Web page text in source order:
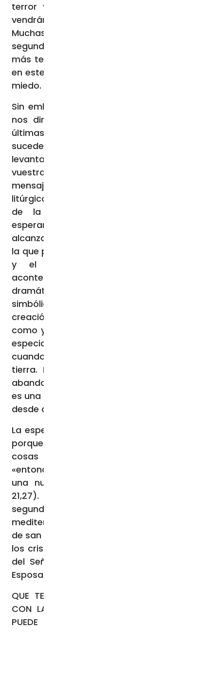
terror y de ansiedad por las cosas que
vendrán sobre el mundo» (Lc 21,25b-26a).
Muchas veces, se ha representado la
segunda venida del Señor con las imágenes
más terroríficas posibles, como parece ser
en este Evangelio, siempre bajo el signo del
miedo.
Sin embargo, ¿es éste el mensaje que hoy
nos dirige el Evangelio? Fijémonos en las
últimas palabras: «Cuando empiecen a
suceder estas cosas, cobrad ánimo y
levantad la cabeza porque se acerca
vuestra liberación» (Lc 21,28). El núcleo del
mensaje de estos últimos días del año
litúrgico no es el miedo, sino la esperanza
de la futura liberación, es decir, la
esperanza completamente cristiana de
alcanzar la plenitud de vida con el Señor, en
la que participarán también nuestro cuerpo
y el mundo que nos rodea. Los
acontecimientos que se nos narran tan
dramáticamente quieren indicar de modo
simbólico la participación de toda la
creación en la segunda venida del Señor,
como ya participaron en la primera venida,
especialmente en el momento de su pasión,
cuando se oscureció el cielo y tembló la
tierra. La dimensión cósmica no quedará
abandonada al final de los tiempos, ya que
es una dimensión que acompaña al hombre
desde que entró en el Paraíso.
La esperanza del cristiano no es engañosa,
porque cuando empiecen a suceder estas
cosas —nos dice el Señor mismo—
«entonces verán venir al Hijo del hombre en
una nube con gran poder y gloria» (Lc
21,27). No vivamos angustiados ante la
segunda venida del Señor, su Parusía:
meditemos, mejor, las profundas palabras
de san Agustín que, ya en su época, al ver a
los cristianos atemorizados ante el retorno
del Señor, se pregunta: «¿Cómo puede la
Esposa tener miedo de su Esposo?».
QUE TENGAN UN MUY BUEN DÍA JUEVES Y
CON LA GRACIA DE DIOS, VAMOS QUE SE
PUEDE